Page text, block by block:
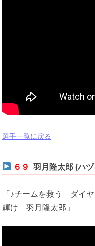
選手一覧に戻る
６９ 羽月隆太郎 (ハ
「♪チームを救う ダ
輝け 羽月隆太郎」